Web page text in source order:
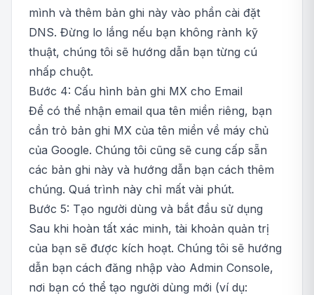
mình và thêm bản ghi này vào phần cài đặt
DNS. Đừng lo lắng nếu bạn không rành kỹ
thuật, chúng tôi sẽ hướng dẫn bạn từng cú
nhấp chuột.
Bước 4: Cấu hình bản ghi MX cho Email
Để có thể nhận email qua tên miền riêng, bạn
cần trỏ bản ghi MX của tên miền về máy chủ
của Google. Chúng tôi cũng sẽ cung cấp sẵn
các bản ghi này và hướng dẫn bạn cách thêm
chúng. Quá trình này chỉ mất vài phút.
Bước 5: Tạo người dùng và bắt đầu sử dụng
Sau khi hoàn tất xác minh, tài khoản quản trị
của bạn sẽ được kích hoạt. Chúng tôi sẽ hướng
dẫn bạn cách đăng nhập vào Admin Console,
nơi bạn có thể tạo người dùng mới (ví dụ: